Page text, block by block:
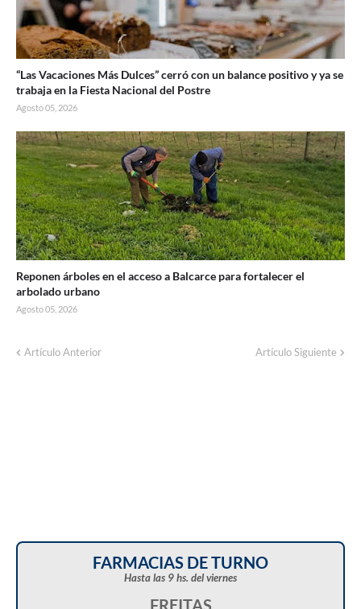
“Las Vacaciones Más Dulces” cerró con un balance positivo y ya se
trabaja en la Fiesta Nacional del Postre
Agosto 05, 2026
Reponen árboles en el acceso a Balcarce para fortalecer el
arbolado urbano
Agosto 05, 2026
Artículo Anterior Artículo Siguiente
FARMACIAS DE TURNO
Hasta las 9 hs. del viernes
FREITAS